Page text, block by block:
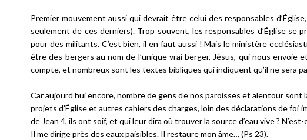
Premier mouvement aussi qui devrait être celui des responsables
seulement de ces derniers). Trop souvent, les responsables d’Église
pour des militants. C’est bien, il en faut aussi ! Mais le ministère
être des bergers au nom de l’unique vrai berger, Jésus, qui nous envoie
compte, et nombreux sont les textes bibliques qui indiquent qu’il ne sera
Car aujourd’hui encore, nombre de gens de nos paroisses et alentour sont
projets d’Église et autres cahiers des charges, loin des déclarations de foi
de Jean 4, ils ont soif, et qui leur dira où trouver la source d’eau vive ?
Il me dirige près des eaux paisibles. Il restaure mon âme…(Ps 23).